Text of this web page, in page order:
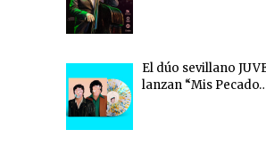
El dúo sevillano
lanzan “Mis